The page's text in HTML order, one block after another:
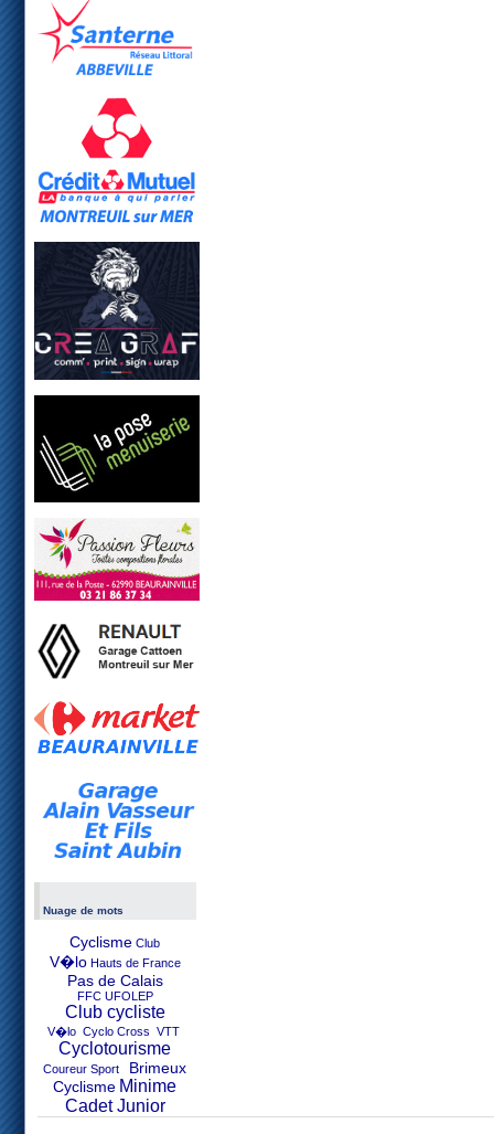
Nuage de mots
Cyclisme Club
V�lo Hauts de France
Pas de Calais
FFC UFOLEP
Club cycliste
V�lo Cyclo Cross VTT
Cyclotourisme
Coureur Sport Brimeux
Cyclisme Minime
Cadet Junior